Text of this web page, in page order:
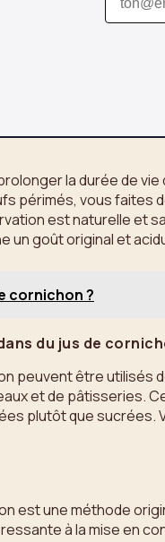
la durée de
périmés, vous faites
est naturelle et
un goût original et
cornichon ?
du jus de
peuvent être utilisés
et de pâtisseries.
plutôt que
est une méthode
à la mise en